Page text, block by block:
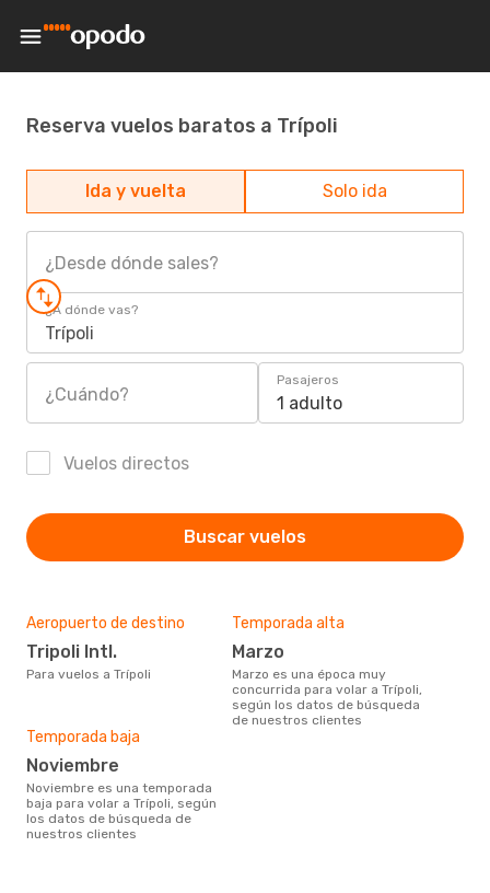
Reserva vuelos baratos a Trípoli
Ida y vuelta Solo ida
¿Desde dónde sales?
¿A dónde vas?
Trípoli
¿Cuándo?
Pasajeros
1 adulto
Vuelos directos
Buscar vuelos
Aeropuerto de destino
Tripoli Intl.
Para vuelos a Trípoli
Temporada alta
marzo
marzo es una época muy
concurrida para volar a Trípoli,
según los datos de búsqueda
de nuestros clientes
Temporada baja
noviembre
noviembre es una temporada
baja para volar a Trípoli, según
los datos de búsqueda de
nuestros clientes